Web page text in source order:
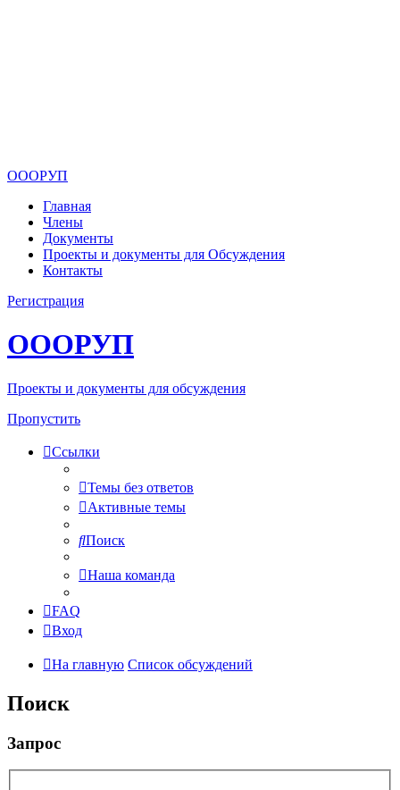
ОООРУП
Главная
Члены
Документы
Проекты и документы для Обсуждения
Контакты
Регистрация
ОООРУП
Проекты и документы для обсуждения
Пропустить
Ссылки
Темы без ответов
Активные темы
Поиск
Наша команда
FAQ
Вход
На главную Список обсуждений
Поиск
Запрос